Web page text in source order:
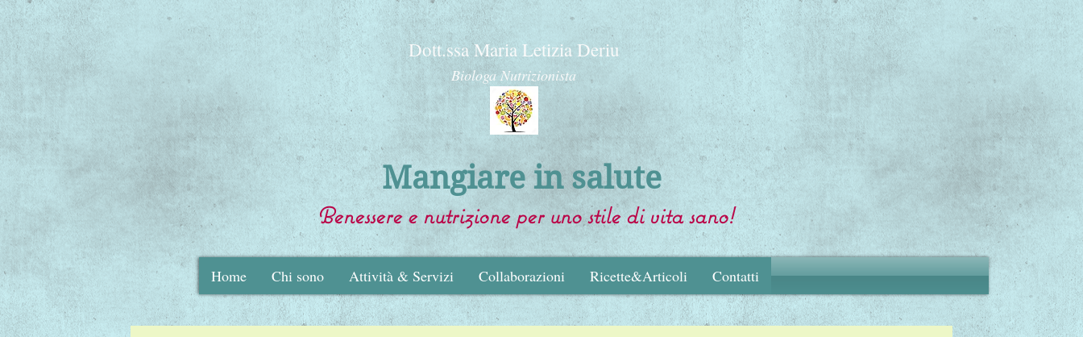
Dott.ssa Maria Letizia Deriu
Biologa Nutrizionista
Mangiare in salute
Benessere e nutrizione per uno stile di vita sano!
Home Chi sono Attività & Servizi Collaborazioni Ricette&Articoli Contatti